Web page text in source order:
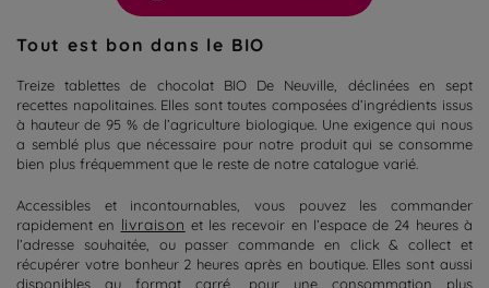
Tout est bondans le BIO
Treize tablettes de chocolat BIO De Neuville, déclinées en sept
recettes napolitaines. Elles sont toutes composées d’ingrédients issus
à hauteur de 95 % de l’agriculture biologique. Une exigence qui nous
a semblé plus que nécessaire pour notre produit qui se consomme
bien plus fréquemment que le reste de notre catalogue varié.
Accessibles et incontournables, vous pouvez les commander
rapidement en livraison et les recevoir en l’espace de 24 heures à
l’adresse souhaitée, ou passer commande en click &collect et
récupérer votre bonheur 2 heures après en boutique. Elles sont aussi
disponibles au format carré, pour une consommation plus